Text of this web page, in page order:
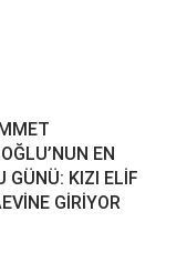
EN
GÜNÜ: KIZI ELİF
GİRİYOR